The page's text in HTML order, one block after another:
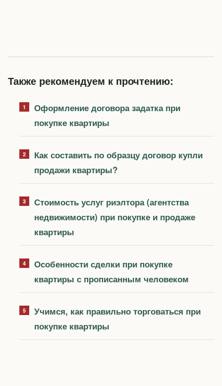
Также рекомендуем к прочтению:
Оформление договора задатка при
покупке квартиры
Как составить по образцу договор купли
продажи квартиры?
Стоимость услуг риэлтора (агентства
недвижимости) при покупке и продаже
квартиры
Особенности сделки при покупке
квартиры с прописанным человеком
Учимся, как правильно торговаться при
покупке квартиры